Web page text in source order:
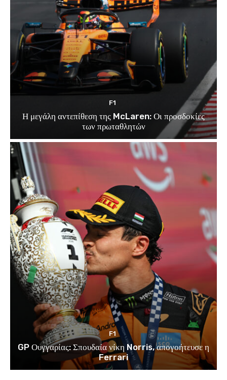
F1
Η μεγάλη αντεπίθεση της McLaren: Οι προσδοκίες
των πρωταθλητών
F1
GP Ουγγαρίας: Σπουδαία νίκη Norris, απογοήτευσε η
Ferrari